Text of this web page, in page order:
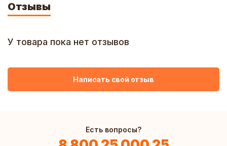
Отзывы
У товара пока нет отзывов
Написать свой отзыв
Есть вопросы?